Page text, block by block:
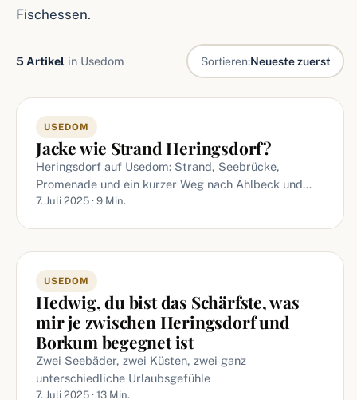
Fischessen.
5 Artikel in Usedom Sortieren:Neueste zuerst
Artikel in Usedom
USEDOM
Jacke wie Strand Heringsdorf?
Heringsdorf auf Usedom: Strand, Seebrücke,
Promenade und ein kurzer Weg nach Ahlbeck und…
7. Juli 2025 · 9 Min.
USEDOM
Hedwig, du bist das Schärfste, was
mir je zwischen Heringsdorf und
Borkum begegnet ist
Zwei Seebäder, zwei Küsten, zwei ganz
unterschiedliche Urlaubsgefühle
7. Juli 2025 · 13 Min.